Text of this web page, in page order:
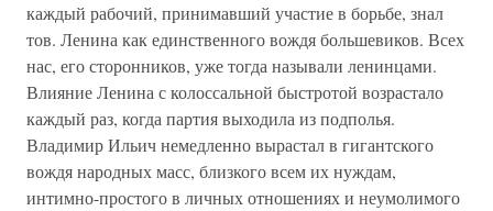
каждый рабочий, принимавший участие в борьбе, знал
тов. Ленина как единственного вождя большевиков. Всех
нас, его сторонников, уже тогда называли ленинцами.
Влияние Ленина с колоссальной быстротой возрастало
каждый раз, когда партия выходила из подполья.
Владимир Ильич немедленно вырастал в гигантского
вождя народных масс, близкого всем их нуждам,
интимно-простого в личных отношениях и неумолимого